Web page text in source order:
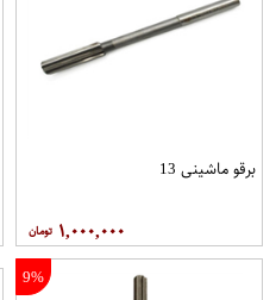
برقو ماشینی 13
۱,۰۰۰,۰۰۰
9%